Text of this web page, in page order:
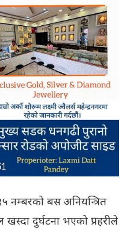
नम्बरको बस अनियन्त्रित
दुर्घटना भएको प्रहरीले